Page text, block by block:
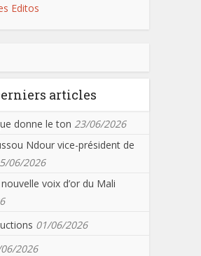
Editos
articles
donne le ton 23/06/2026
Ndour vice-président de
06/2026
voix d’or du Mali
01/06/2026
2026